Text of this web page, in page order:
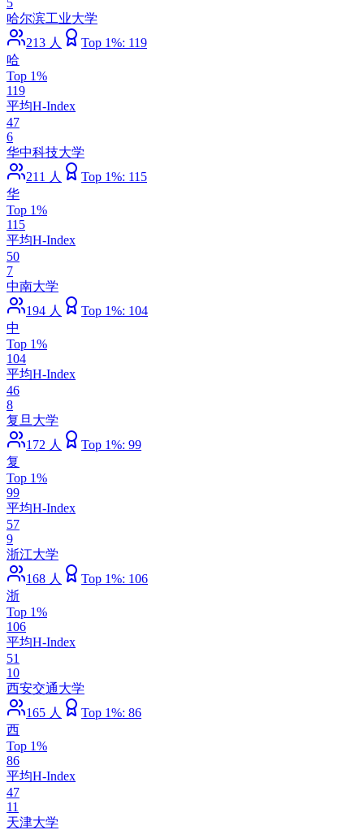
哈尔滨工业大学
213 人 Top 1%: 119
哈
Top 1%
119
平均H-Index
47
6
华中科技大学
211 人 Top 1%: 115
华
Top 1%
115
平均H-Index
50
7
中南大学
194 人 Top 1%: 104
中
Top 1%
104
平均H-Index
46
8
复旦大学
172 人 Top 1%: 99
复
Top 1%
99
平均H-Index
57
9
浙江大学
168 人 Top 1%: 106
浙
Top 1%
106
平均H-Index
51
10
西安交通大学
165 人 Top 1%: 86
西
Top 1%
86
平均H-Index
47
11
天津大学